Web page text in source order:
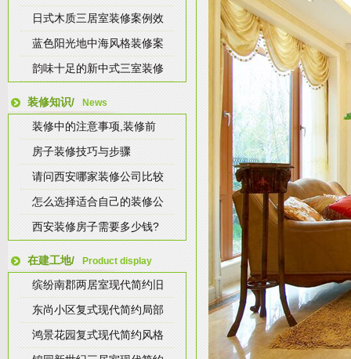
日式木质三居室装修案例效
蓝色阳光地中海风格装修案
韵味十足的新中式三室装修
装修知识/ News
装修中的注意事项,装修前
房子装修技巧与步骤
请问西安哪家装修公司比较
怎么选择适合自己的装修公
西安装修房子需要多少钱?
在建工地/ Product display
缤纷南郡两居室现代简约旧
东尚小区复式现代简约局部
鸿景花园复式现代简约风格